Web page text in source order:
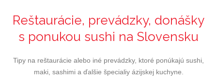
Reštaurácie, prevádzky, donášky
s ponukou sushi na Slovensku
Tipy na reštaurácie alebo iné prevádzky, ktoré ponúkajú sushi,
maki, sashimi a ďalšie špecialiy ázijskej kuchyne.